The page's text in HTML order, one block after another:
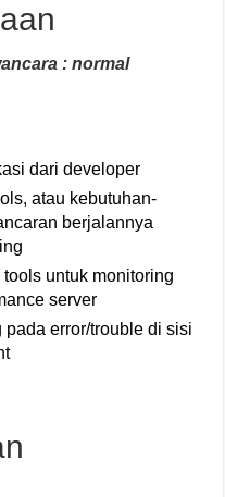
: normal
dari developer
atau kebutuhan-
berjalannya
untuk monitoring
server
error/trouble di sisi